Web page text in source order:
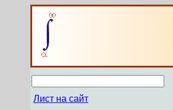
Лист на сайт